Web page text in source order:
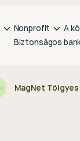
Nonprofit
A
Biztonságos
MagNet Tölgyes